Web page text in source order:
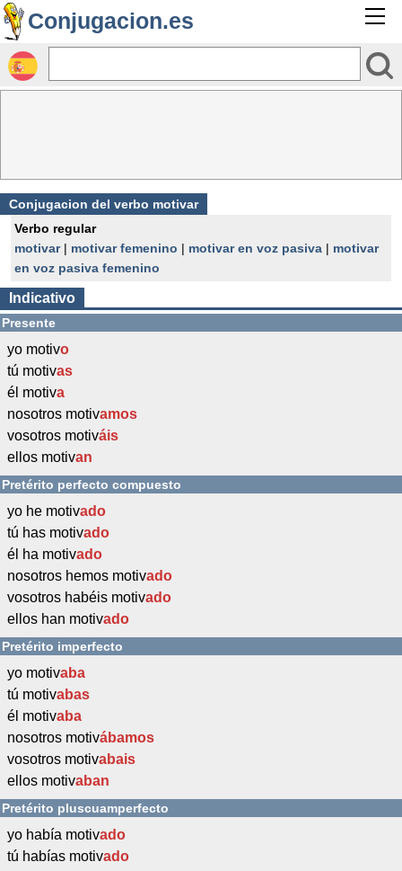
Conjugacion.es
Conjugacion del verbo motivar
Verbo regular
motivar| motivar femenino | motivar en voz pasiva | motivar
en voz pasiva femenino
Indicativo
Presente
yo motivo
tú motivas
él motiva
nosotros motivamos
vosotros motiváis
ellos motivan
Pretérito perfecto compuesto
yo he motivado
tú has motivado
él ha motivado
nosotros hemos motivado
vosotros habéis motivado
ellos han motivado
Pretérito imperfecto
yo motivaba
tú motivabas
él motivaba
nosotros motivábamos
vosotros motivabais
ellos motivaban
Pretérito pluscuamperfecto
yo había motivado
tú habías motivado